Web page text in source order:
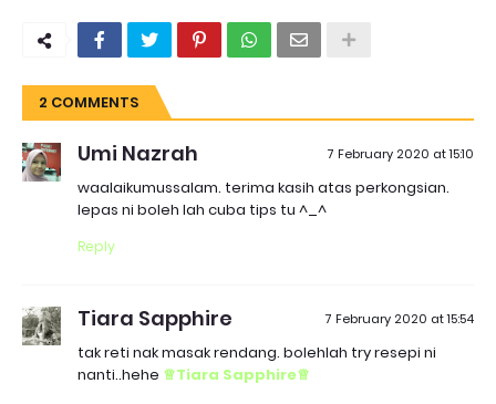
2 COMMENTS
Umi Nazrah 7 February 2020 at 15:10
waalaikumussalam. terima kasih atas perkongsian.
lepas ni boleh lah cuba tips tu ^_^
Reply
Tiara Sapphire 7 February 2020 at 15:54
tak reti nak masak rendang. bolehlah try resepi ni
nanti..hehe ♕Tiara Sapphire♕